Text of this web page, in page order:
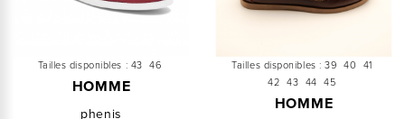
Tailles disponibles : 43 46
HOMME
phenis
Tailles disponibles : 39 40 41
42 43 44 45
HOMME